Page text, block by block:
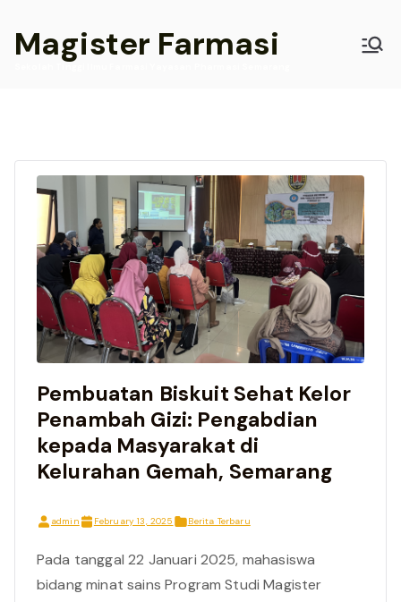
Magister Farmasi
Pembuatan Biskuit Sehat Kelor
Penambah Gizi: Pengabdian
kepada Masyarakat di
Kelurahan Gemah, Semarang
admin February 13, 2025 Berita Terbaru
Pada tanggal 22 Januari 2025, mahasiswa
bidang minat sains Program Studi Magister